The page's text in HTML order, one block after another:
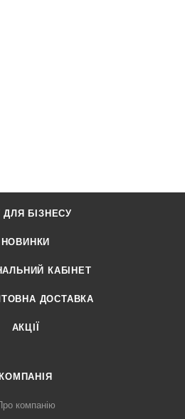
ДЛЯ БІЗНЕСУ
НОВИНКИ
КАБІНЕТ
ДОСТАВКА
АКЦІЇ
КОМПАНІЯ
компанію